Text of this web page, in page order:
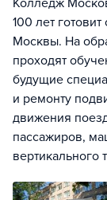
Колледж
100 лет
Москвы. На
проходят
будущие
и ремонту
движения
пассажиров,
вертикального